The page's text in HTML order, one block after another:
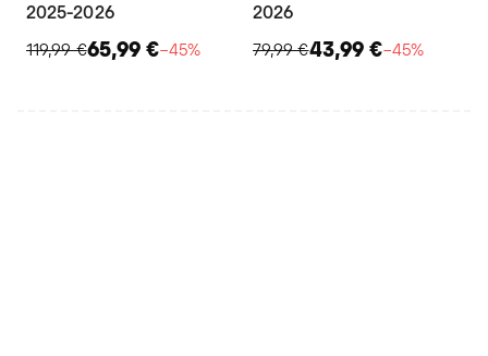
2025-2026
119,99 €65,99 €−45%
2026
79,99 €43,99 €−45%